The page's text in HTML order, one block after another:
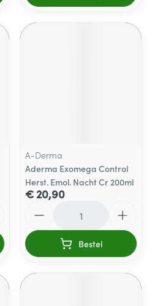
A-Derma
Aderma Exomega Control
Herst. Emol. Nacht Cr 200ml
€ 20,90
Bestel